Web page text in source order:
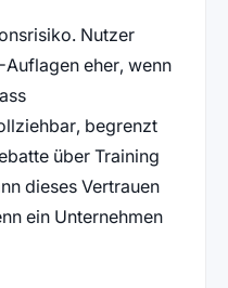
Nutzer
eher, wenn
begrenzt
über Training
dieses Vertrauen
ein Unternehmen